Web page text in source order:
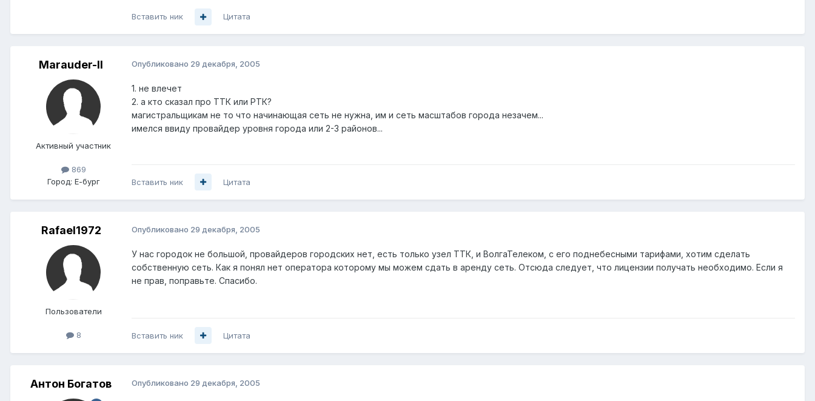
Вставить ник Цитата
Marauder-II
Активный участник
869
Город: Е-бург
Опубликовано 29 декабря, 2005
1. не влечет
2. а кто сказал про ТТК или РТК?
магистральщикам не то что начинающая сеть не нужна, им и сеть масштабов города незачем...
имелся ввиду провайдер уровня города или 2-3 районов...
Вставить ник Цитата
Rafael1972
Пользователи
8
Опубликовано 29 декабря, 2005
У нас городок не большой, провайдеров городских нет, есть только узел ТТК, и ВолгаТелеком, с его поднебесными тарифами, хотим сделать
собственную сеть. Как я понял нет оператора которому мы можем сдать в аренду сеть. Отсюда следует, что лицензии получать необходимо. Если я
не прав, поправьте. Спасибо.
Вставить ник Цитата
Антон Богатов Опубликовано 29 декабря, 2005